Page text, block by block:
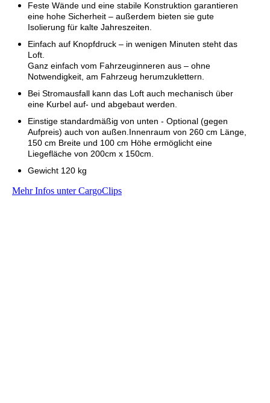
Feste Wände und eine stabile Konstruktion garantieren
eine hohe Sicherheit – außerdem bieten sie gute
Isolierung für kalte Jahreszeiten.
Einfach auf Knopfdruck – in wenigen Minuten steht das
Loft.
Ganz einfach vom Fahrzeuginneren aus – ohne
Notwendigkeit, am Fahrzeug herumzuklettern.
Bei Stromausfall kann das Loft auch mechanisch über
eine Kurbel auf- und abgebaut werden.
Einstige standardmäßig von unten - Optional (gegen
Aufpreis) auch von außen.Innenraum von 260 cm Länge,
150 cm Breite und 100 cm Höhe ermöglicht eine
Liegefläche von 200cm x 150cm.
Gewicht 120 kg
Mehr Infos unter CargoClips